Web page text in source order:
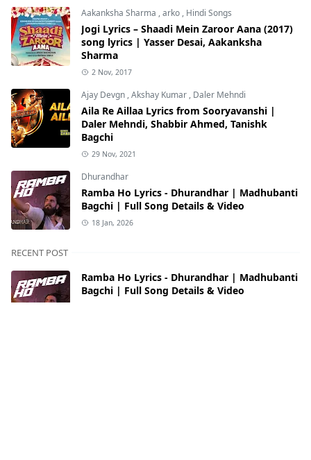
Aakanksha Sharma ,arko , Hindi Songs
Jogi Lyrics – Shaadi Mein Zaroor Aana (2017)
song lyrics | Yasser Desai, Aakanksha
Sharma
2 Nov, 2017
Ajay Devgn ,Akshay Kumar , Daler Mehndi
Aila Re Aillaa Lyrics from Sooryavanshi |
Daler Mehndi, Shabbir Ahmed, Tanishk
Bagchi
29 Nov, 2021
Dhurandhar
Ramba Ho Lyrics - Dhurandhar | Madhubanti
Bagchi | Full Song Details & Video
18 Jan, 2026
RECENT POST
Ramba Ho Lyrics - Dhurandhar | Madhubanti
Bagchi | Full Song Details & Video